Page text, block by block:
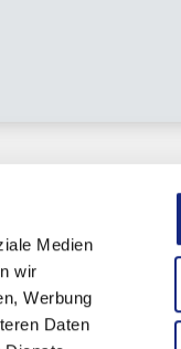
Medien
wir
Werbung
Daten